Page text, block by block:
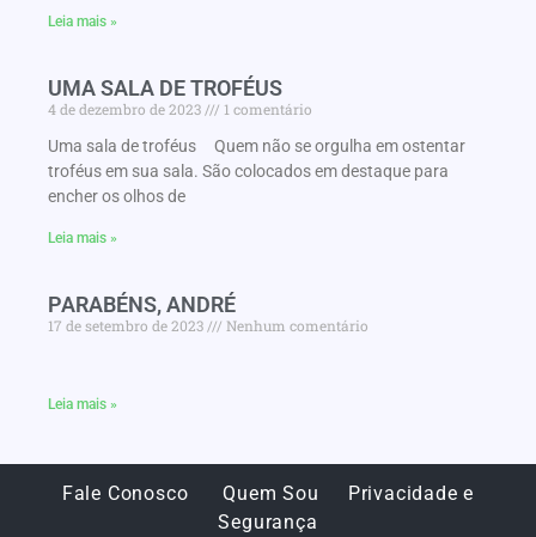
Leia mais »
UMA SALA DE TROFÉUS
4 de dezembro de 2023
1 comentário
Uma sala de troféus Quem não se orgulha em ostentar
troféus em sua sala. São colocados em destaque para
encher os olhos de
Leia mais »
PARABÉNS, ANDRÉ
17 de setembro de 2023 Nenhum comentário
Leia mais »
Fale Conosco Quem Sou
Privacidade e
Segurança